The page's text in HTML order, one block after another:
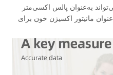
به‌عنوان پالس اکسی‌متر
مانیتور اکسیژن خون برای